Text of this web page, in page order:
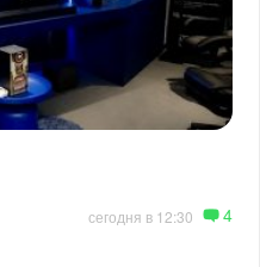
сегодня в 12:30 4